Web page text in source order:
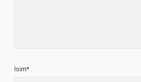
İsim*